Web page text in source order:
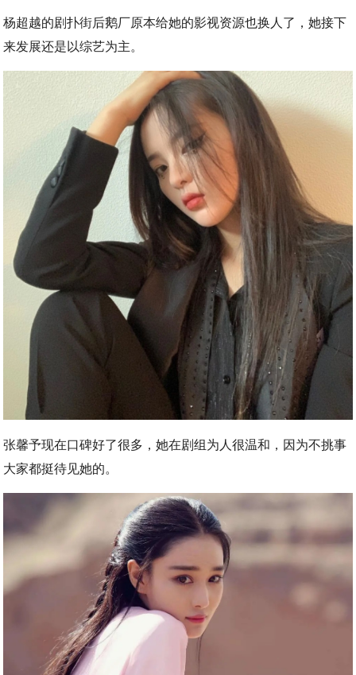
杨超越的剧扑街后鹅厂原本给她的影视资源也换人了，她接下
来发展还是以综艺为主。
张馨予现在口碑好了很多，她在剧组为人很温和，因为不挑事
大家都挺待见她的。